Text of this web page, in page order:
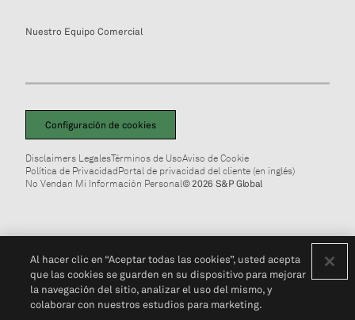
Nuestro Equipo Comercial
Configuración de cookies
Disclaimers LegalesTérminos de UsoAviso de Cookie
Política de PrivacidadPortal de privacidad del cliente (en inglés)
No Vendan Mi Información Personal© 2026 S&P Global
Al hacer clic en “Aceptar todas las cookies”, usted acepta
que las cookies se guarden en su dispositivo para mejorar
la navegación del sitio, analizar el uso del mismo, y
colaborar con nuestros estudios para marketing.